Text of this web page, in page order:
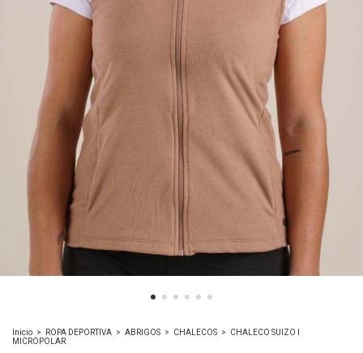
Inicio > ROPA DEPORTIVA > ABRIGOS > CHALECOS >
CHALECO SUIZO I
MICROPOLAR